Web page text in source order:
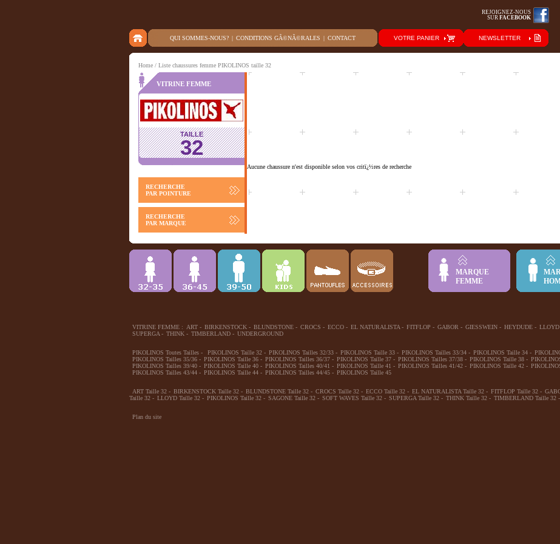
QUI SOMMES-NOUS? | CONDITIONS GÃ©NÃ©RALES | CONTACT VOTRE PANIER NEWSLETTER
REJOIGNEZ-NOUS
SUR FACEBOOK
Home / Liste chaussures femme PIKOLINOS taille 32
VITRINE FEMME
TAILLE
32
RECHERCHE
PAR POINTURE
RECHERCHE
PAR MARQUE
Aucune chaussure n'est disponible selon vos critï¿½res de recherche
MARQUE
FEMME
VITRINE FEMME : ART - BIRKENSTOCK - BLUNDSTONE - CROCS - ECCO - EL NATURALISTA - FITFLOP - GABOR - GIESSWEIN - HEYDUDE - LLOYD
SUPERGA - THINK - TIMBERLAND - UNDERGROUND
PIKOLINOS Toutes Tailles - PIKOLINOS Taille 32 - PIKOLINOS Tailles 32/33 - PIKOLINOS Taille 33 - PIKOLINOS Tailles 33/34 - PIKOLINOS Taille 34 -
PIKOLINOS Tailles 35/36 - PIKOLINOS Taille 36 - PIKOLINOS Tailles 36/37 - PIKOLINOS Taille 37 - PIKOLINOS Tailles 37/38 - PIKOLINOS Taille 38 -
PIKOLINOS Tailles 39/40 - PIKOLINOS Taille 40 - PIKOLINOS Tailles 40/41 - PIKOLINOS Taille 41 - PIKOLINOS Tailles 41/42 - PIKOLINOS Taille 42 -
PIKOLINOS Tailles 43/44 - PIKOLINOS Taille 44 - PIKOLINOS Tailles 44/45 - PIKOLINOS Taille 45
ART Taille 32 - BIRKENSTOCK Taille 32 - BLUNDSTONE Taille 32 - CROCS Taille 32 - ECCO Taille 32 - EL NATURALISTA Taille 32 - FITFLOP Taille 32 -
Taille 32 - LLOYD Taille 32 - PIKOLINOS Taille 32 - SAGONE Taille 32 - SOFT WAVES Taille 32 - SUPERGA Taille 32 - THINK Taille 32 - TIMBERLAND Taille 32 -
Plan du site